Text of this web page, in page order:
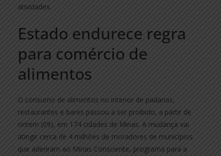
atividades.
Estado endurece regra
para comércio de
alimentos
O consumo de alimentos no interior de padarias,
restaurantes e bares passou a ser proibido, a partir de
ontem (09), em 174 cidades de Minas. A mudança vai
atingir cerca de 4 milhões de moradores de municípios
que aderiram ao Minas Consciente, programa para a